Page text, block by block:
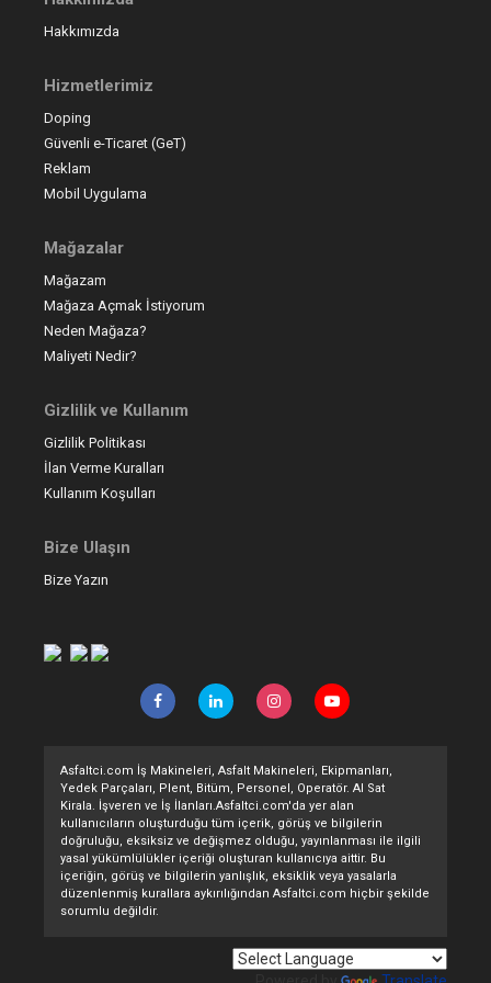
Hakkımızda
Hizmetlerimiz
Doping
Güvenli e-Ticaret (GeT)
Reklam
Mobil Uygulama
Mağazalar
Mağazam
Mağaza Açmak İstiyorum
Neden Mağaza?
Maliyeti Nedir?
Gizlilik ve Kullanım
Gizlilik Politikası
İlan Verme Kuralları
Kullanım Koşulları
Bize Ulaşın
Bize Yazın
Asfaltci.com İş Makineleri, Asfalt Makineleri, Ekipmanları,
Yedek Parçaları, Plent, Bitüm, Personel, Operatör. Al Sat
Kirala. İşveren ve İş İlanları.Asfaltci.com'da yer alan
kullanıcıların oluşturduğu tüm içerik, görüş ve bilgilerin
doğruluğu, eksiksiz ve değişmez olduğu, yayınlanması ile ilgili
yasal yükümlülükler içeriği oluşturan kullanıcıya aittir. Bu
içeriğin, görüş ve bilgilerin yanlışlık, eksiklik veya yasalarla
düzenlenmiş kurallara aykırılığından Asfaltci.com hiçbir şekilde
sorumlu değildir.